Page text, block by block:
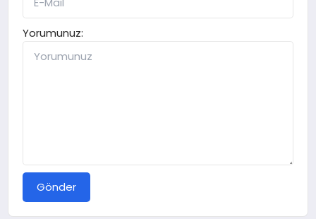
Yorumunuz:
Gönder